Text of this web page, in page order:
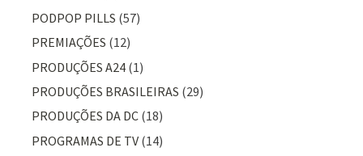
PODPOP PILLS (57)
PREMIAÇÕES (12)
PRODUÇÕES A24 (1)
PRODUÇÕES BRASILEIRAS (29)
PRODUÇÕES DA DC (18)
PROGRAMAS DE TV (14)